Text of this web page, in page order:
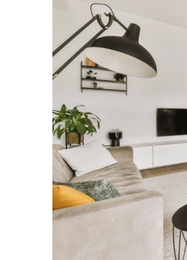
Rehabilitación y Reformas de
Casas